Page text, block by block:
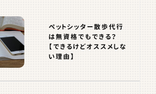
ペットシッター散歩代行
は無資格でもできる？
【できるけどオススメしな
い理由】